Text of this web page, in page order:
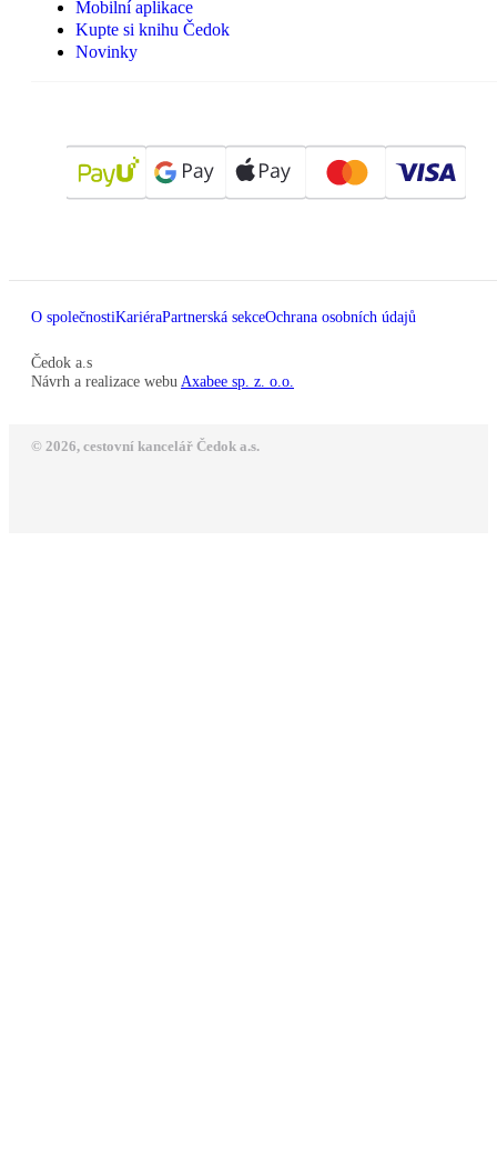
Mobilní aplikace
Kupte si knihu Čedok
Novinky
O společnostiKariéraPartnerská sekceOchrana osobních údajů
Čedok a.s
Návrh a realizace webu Axabee sp. z. o.o.
© 2026, cestovní kancelář Čedok a.s.